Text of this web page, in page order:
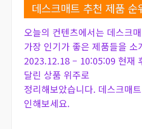
데스크매트 추천 제품 순
오늘의 컨텐츠에서는 데스크
가장 인기가 좋은 제품들을 소
2023.12.18 – 10:05:09 현재
달린 상품 위주로
정리해보았습니다. 데스크매
인해보세요.